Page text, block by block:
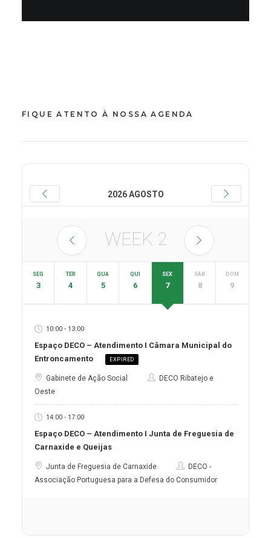
FIQUE ATENTO À NOSSA AGENDA
2026 AGOSTO
WEEK 2
SEG
3
TER
4
QUA
5
QUI
6
SEX
7
SÁB
8
DOM
9
10:00 - 13:00
Espaço DECO – Atendimento I Câmara Municipal do
Entroncamento
EXPIRED
Gabinete de Ação Social
DECO Ribatejo e
Oeste
14:00 - 17:00
Espaço DECO – Atendimento I Junta de Freguesia de
Carnaxide e Queijas
Junta de Freguesia de Carnaxide
DECO -
Associação Portuguesa para a Defesa do Consumidor